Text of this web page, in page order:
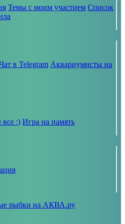
Темы с моим участием Список
в Telegram Аквариумисты на
:) Игра на память